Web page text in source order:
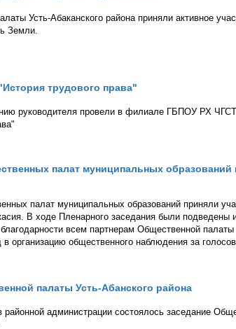
Усть-Абаканского района приняли активное
Земли.
трудового права"
руководителя провели в филиале ГБПОУ РХ ЧГСТ
палат муниципальных образований
палат муниципальных образований приняли
В ходе Пленарного заседания были подведены
всем партнерам Общественной
организацию общественного наблюдения за
палаты Усть-Абанского района
администрации состоялось заседание